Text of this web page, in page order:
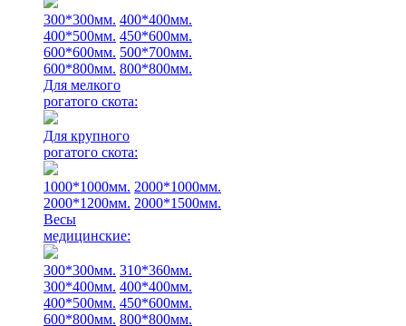
300*300мм. 400*400мм.
400*500мм. 450*600мм.
600*600мм. 500*700мм.
600*800мм. 800*800мм.
Для мелкого
рогатого скота:
Для крупного
рогатого скота:
1000*1000мм. 2000*1000мм.
2000*1200мм. 2000*1500мм.
Весы
медицинские:
300*300мм. 310*360мм.
300*400мм. 400*400мм.
400*500мм. 450*600мм.
600*800мм. 800*800мм.